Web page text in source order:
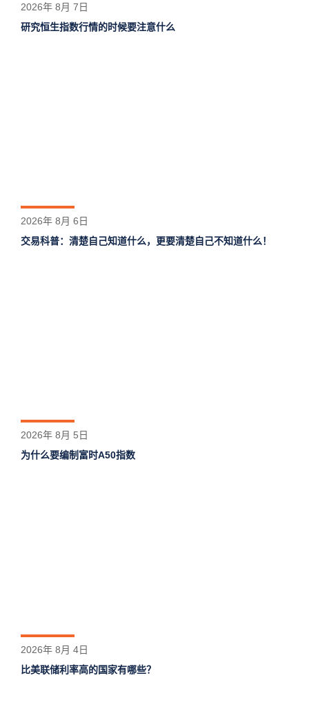
2026年 8月 7日
研究恒生指数行情的时候要注意什么
2026年 8月 6日
交易科普：清楚自己知道什么，更要清楚自己不知道什么！
2026年 8月 5日
为什么要编制富时A50指数
2026年 8月 4日
比美联储利率高的国家有哪些？